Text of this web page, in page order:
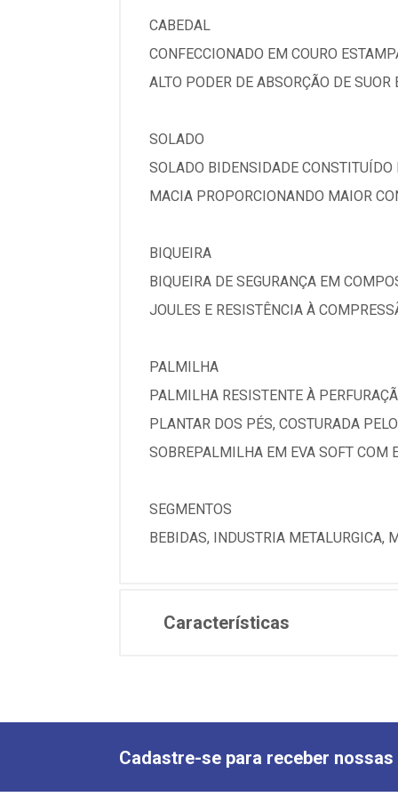
CABEDAL
CONFECCIONADO EM COURO
ALTO PODER DE ABSORÇÃO DE
SOLADO
SOLADO BIDENSIDADE
MACIA PROPORCIONANDO MAIOR
BIQUEIRA
BIQUEIRA DE SEGURANÇA EM
JOULES E RESISTÊNCIA À
PALMILHA
PALMILHA RESISTENTE À
PLANTAR DOS PÉS, COSTURADA
SOBREPALMILHA EM EVA SOFT COM
SEGMENTOS
BEBIDAS, INDUSTRIA METALURGICA,
Características
Cadastre-se para receber